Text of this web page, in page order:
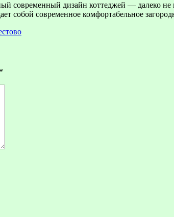
современный дизайн коттеджей — далеко
собой современное комфортабельное
*